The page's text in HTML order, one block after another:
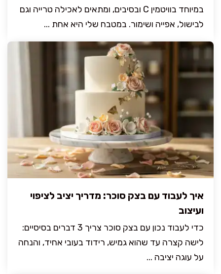
במיוחד בוויטמין C ובסיבים, ומתאים לאכילה טרייה וגם
לבישול, אפייה ושימור. במטבח שלי היא אחת ...
איך לעבוד עם בצק סוכר: מדריך יציב לציפוי
ועיצוב
כדי לעבוד נכון עם בצק סוכר צריך 3 דברים בסיסיים:
לישה קצרה עד שהוא גמיש, רידוד בעובי אחיד, והנחה
על עוגה יציבה ...